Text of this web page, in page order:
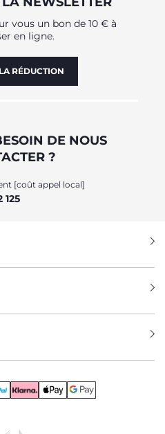
vous un bon de 10 € à
en ligne.
RÉDUCTION
DE NOUS
?
[coût appel local]
125